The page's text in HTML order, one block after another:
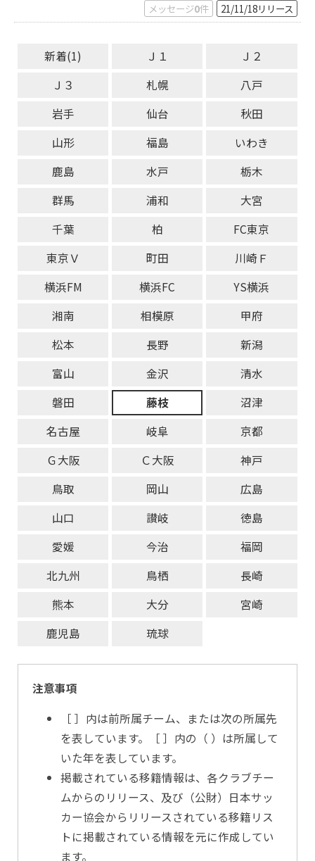
メッセージ0件 21/11/18リリース
新着(1) Ｊ１
Ｊ２
Ｊ３
札幌
八戸
岩手
仙台
秋田
山形
福島
いわき
鹿島
水戸
栃木
群馬
浦和
大宮
千葉
柏
FC東京
東京Ｖ
町田
川崎Ｆ
横浜FM
横浜FC
YS横浜
湘南
相模原
甲府
松本
長野
新潟
富山
金沢
清水
磐田
藤枝
沼津
名古屋
岐阜
京都
Ｇ大阪
Ｃ大阪
神戸
鳥取
岡山
広島
山口
讃岐
徳島
愛媛
今治
福岡
北九州
鳥栖
長崎
熊本
大分
宮崎
鹿児島
琉球
注意事項
［ ］内は前所属チーム、または次の所属先
を表しています。［ ］内の（ ）は所属して
いた年を表しています。
掲載されている移籍情報は、各クラブチー
ムからのリリース、及び（公財）日本サッ
カー協会からリリースされている移籍リス
トに掲載されている情報を元に作成してい
ます。